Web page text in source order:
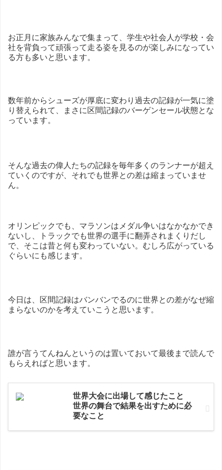
お正月に家族みんなで集まって、学生や社会人が学校・会
社を背負って頑張って走る姿を見るのが楽しみになってい
る方も多いと思います。
数年前からシューズが厚底に変わり過去の記録が一気に塗
り替えられて、まさに区間記録のバーゲンセール状態とな
っています。
そんな過去の偉人たちの記録を毎年多くのランナーが超え
ていくのですが、それでも世界との差は縮まっていませ
ん。
オリンピックでも、マラソンはメダル争いはなかなかでき
ないし、トラックでも世界の選手に翻弄されまくりだし
で、そこは昔と何も変わっていない。むしろ広がっている
ぐらいにも感じます。
今日は、区間記録はバンバンでるのに世界との差がなぜ縮
まらないのかを考えていこうと思います。
誰が言うてんねんというのは置いておいて最後まで読んで
もらえればと思います。
世界大会に出場して感じたこと
世界の舞台で結果を出すために必
要なこと